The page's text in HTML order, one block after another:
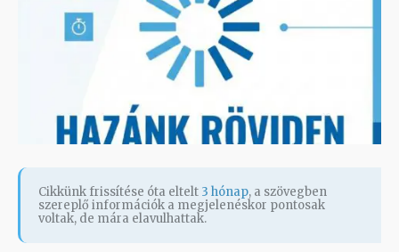
Cikkünk frissítése óta eltelt 3 hónap, a szövegben
szereplő információk a megjelenéskor pontosak
voltak, de mára elavulhattak.